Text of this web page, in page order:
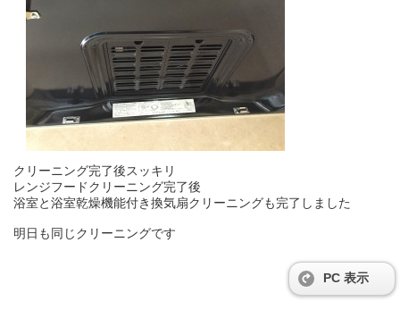
クリーニング完了後スッキリ
レンジフードクリーニング完了後
浴室と浴室乾燥機能付き換気扇クリーニングも完了しました
明日も同じクリーニングです
PC 表示